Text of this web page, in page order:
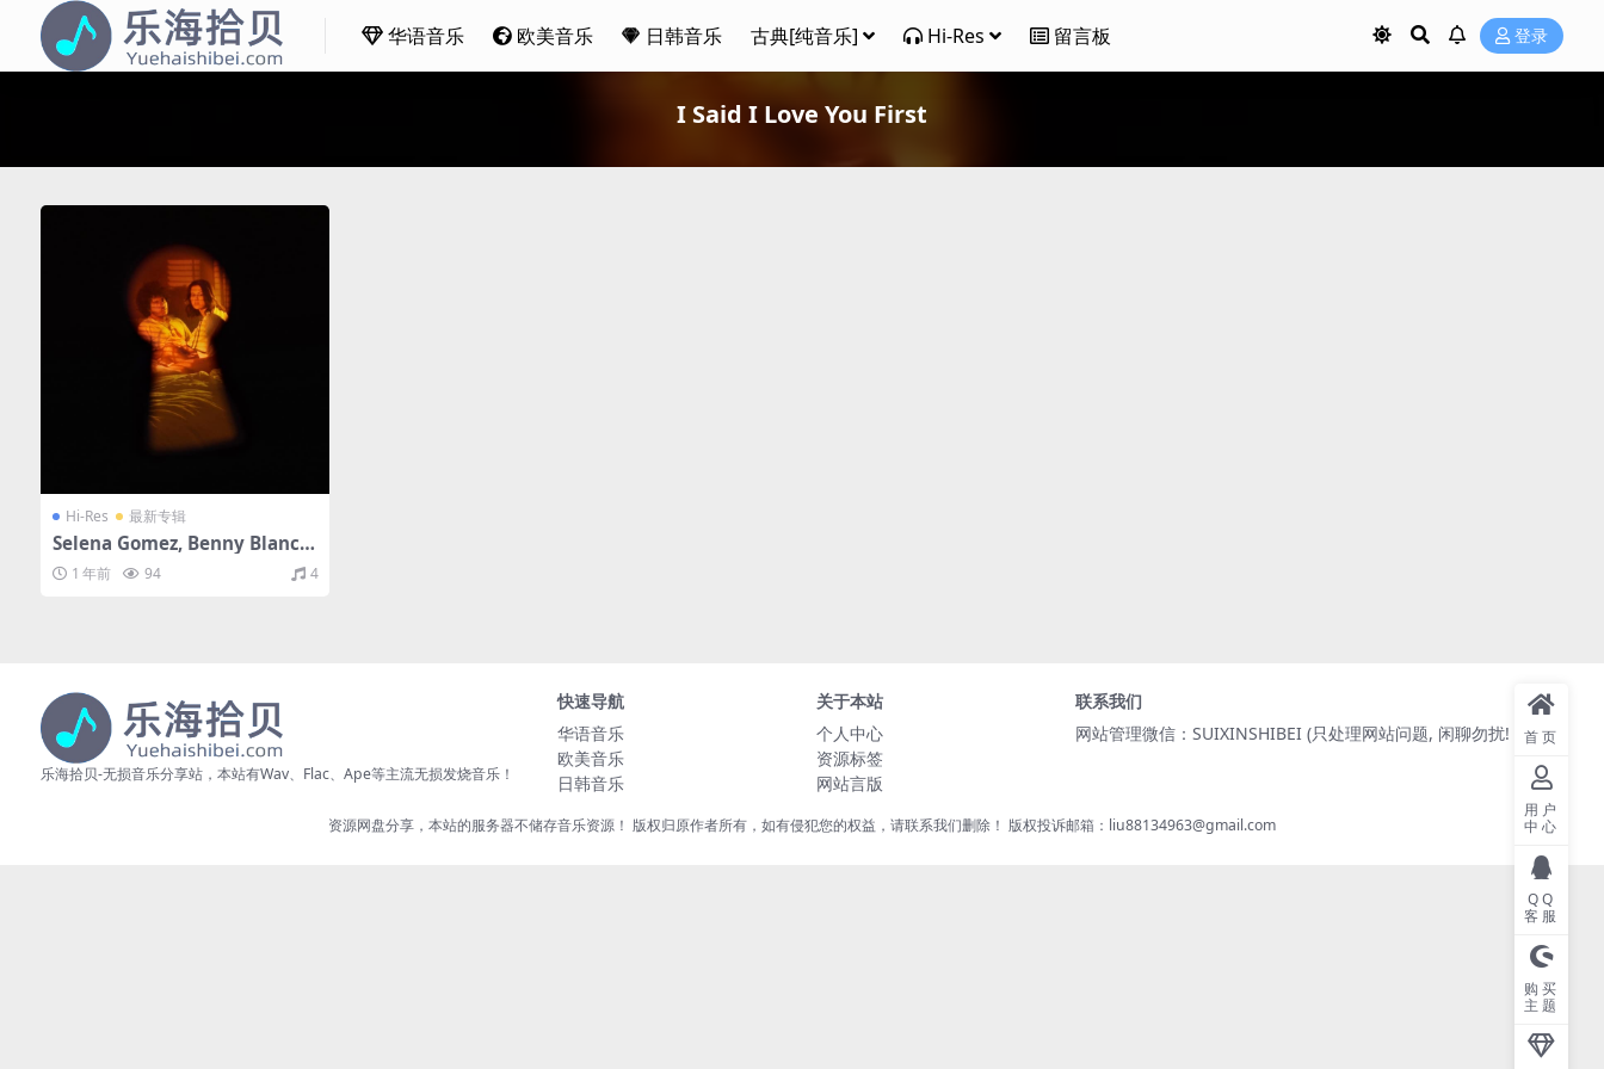
华语音乐 欧美音乐 日韩音乐 古典[纯音乐] Hi-Res 留言板 登录
I Said I Love You First
Hi-Res 最新专辑
Selena Gomez, Benny Blanco
- I Said I Love You First（202
5/FLAC/分轨/425M）(24bit/48
1 年前 94 4
乐海拾贝-无损音乐分享站，本站有Wav、Flac、Ape等主流无损发烧音乐！
快速导航
华语音乐
欧美音乐
日韩音乐
关于本站
个人中心
资源标签
网站言版
联系我们
网站管理微信：SUIXINSHIBEI (只处理网站问题, 闲聊勿扰! )
资源网盘分享，本站的服务器不储存音乐资源！ 版权归原作者所有，如有侵犯您的权益，请联系我们删除！ 版权投诉邮箱：liu88134963@gmail.com
首页
用户
中心
QQ
客服
购买
主题